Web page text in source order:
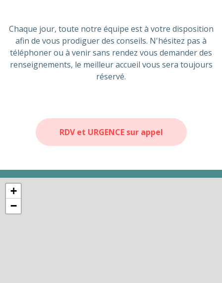
Chaque jour, toute notre équipe est à votre disposition
afin de vous prodiguer des conseils. N'hésitez pas à
téléphoner ou à venir sans rendez vous demander des
renseignements, le meilleur accueil vous sera toujours
réservé.
RDV et URGENCE sur appel
+
−